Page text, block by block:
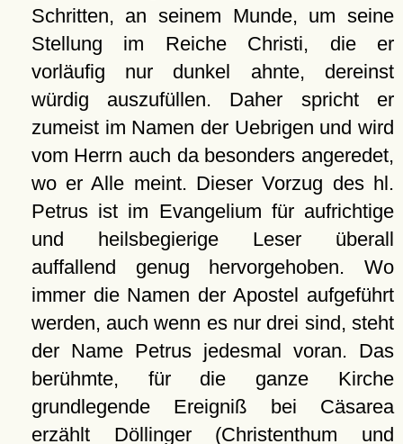
Schritten, an seinem Munde, um seine
Stellung im Reiche Christi, die er
vorläufig nur dunkel ahnte, dereinst
würdig auszufüllen. Daher spricht er
zumeist im Namen der Uebrigen und wird
vom Herrn auch da besonders angeredet,
wo er Alle meint. Dieser Vorzug des hl.
Petrus ist im Evangelium für aufrichtige
und heilsbegierige Leser überall
auffallend genug hervorgehoben. Wo
immer die Namen der Apostel aufgeführt
werden, auch wenn es nur drei sind, steht
der Name Petrus jedesmal voran. Das
berühmte, für die ganze Kirche
grundlegende Ereigniß bei Cäsarea
erzählt Döllinger (Christenthum und